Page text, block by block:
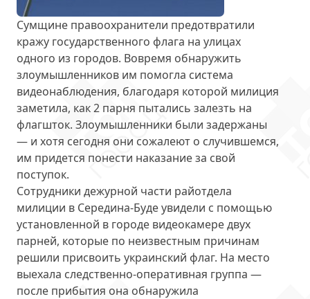
Сумщине правоохранители предотвратили
кражу государственного флага на улицах
одного из городов. Вовремя обнаружить
злоумышленников им помогла система
видеонаблюдения, благодаря которой милиция
заметила, как 2 парня пытались залезть на
флагшток. Злоумышленники были задержаны
— и хотя сегодня они сожалеют о случившемся,
им придется понести наказание за свой
поступок.
Сотрудники дежурной части райотдела
милиции в Середина-Буде увидели с помощью
установленной в городе видеокамере двух
парней, которые по неизвестным причинам
решили присвоить украинский флаг. На место
выехала следственно-оперативная группа —
после прибытия она обнаружила